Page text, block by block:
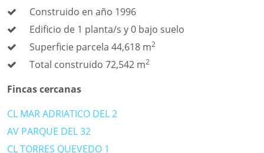
Construido en año 1996
Edificio de 1 planta/s y 0 bajo suelo
Superficie parcela 44,618 m2
Total construido 72,542 m2
Fincas cercanas
CL MAR ADRIATICO DEL 2
AV PARQUE DEL 32
CL TORRES QUEVEDO 1